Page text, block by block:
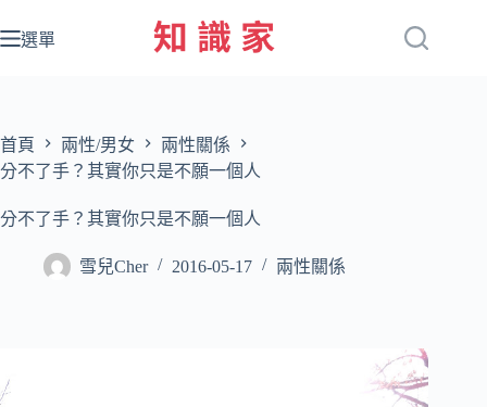
至
容
選單
首頁 兩性/男女
兩性關係
分不了手？其實你只是不願一個人
分不了手？其實你只是不願一個人
雪兒Cher 2016-05-17 兩性關係